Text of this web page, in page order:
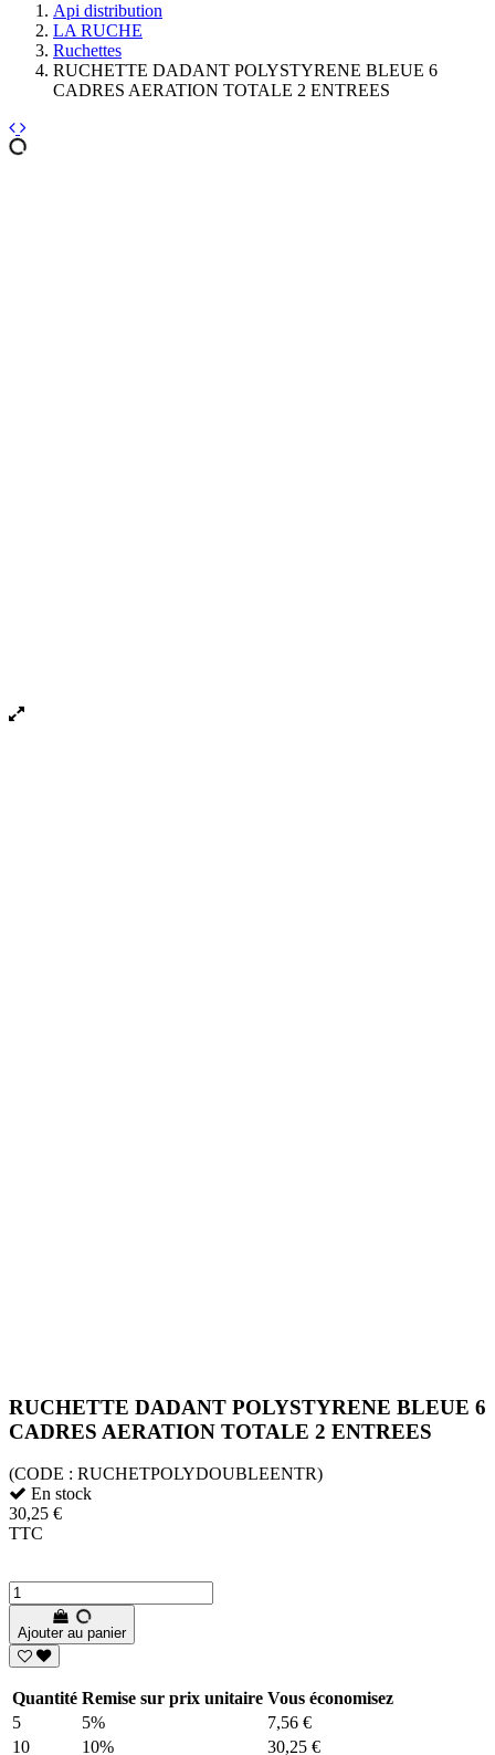
Api distribution
LA RUCHE
Ruchettes
RUCHETTE DADANT POLYSTYRENE BLEUE 6
CADRES AERATION TOTALE 2 ENTREES
RUCHETTE DADANT POLYSTYRENE BLEUE 6
CADRES AERATION TOTALE 2 ENTREES
(CODE : RUCHETPOLYDOUBLEENTR)
En stock
30,25 €
TTC
Ajouter au panier
Quantité Remise sur prix unitaire Vous économisez
5
5%
7,56 €
10
10%
30,25 €